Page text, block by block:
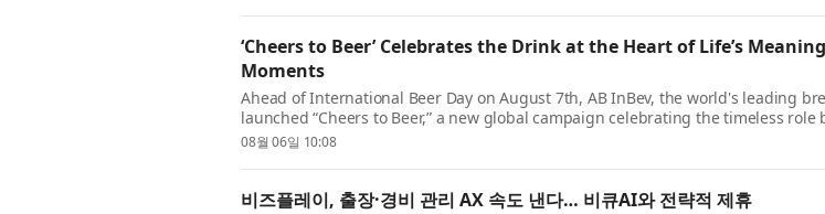
‘Cheers to Beer’ Celebrates the Drink at the Heart of Life’s
Moments
Ahead of International Beer Day on August 7th, AB InBev, the world's leading
launched “Cheers to Beer,” a new global campaign celebrating the timeless role
in culture and communities around the world. The campaign is anchored by...
08월 06일 10:08
비즈플레이, 출장·경비 관리 AX 속도 낸다… 비큐AI와 전략적 제휴